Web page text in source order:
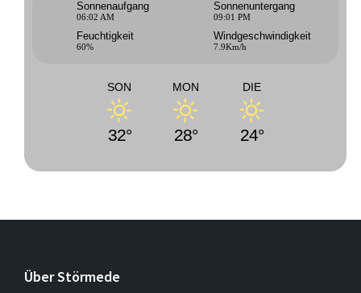
Sonnenaufgang
06:02 AM
Sonnenuntergang
09:01 PM
Feuchtigkeit
60%
Windgeschwindigkeit
7.9Km/h
SON
32°
MON
28°
DIE
24°
Über Störmede